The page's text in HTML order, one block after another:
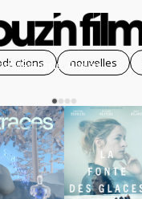
nouvelles
Français, Anglais